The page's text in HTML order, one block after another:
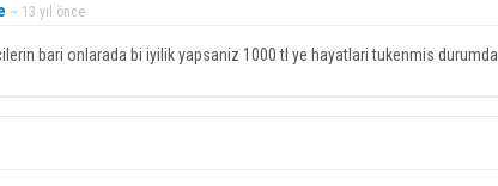
~ 13 yıl önce
bari onlarada bi iyilik yapsaniz 1000 tl ye hayatlari tukenmis durumda